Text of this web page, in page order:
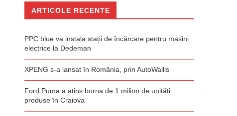
ARTICOLE RECENTE
PPC blue va instala stații de încărcare pentru mașini
electrice la Dedeman
XPENG s-a lansat în România, prin AutoWallis
Ford Puma a atins borna de 1 milion de unități
produse în Craiova